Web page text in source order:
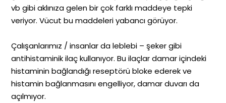
vb gibi aklınıza gelen bir çok farklı maddeye tepki
veriyor. Vücut bu maddeleri yabancı görüyor.
Çalışanlarımız / insanlar da leblebi – şeker gibi
antihistaminik ilaç kullanıyor. Bu ilaçlar damar içindeki
histaminin bağlandığı reseptörü bloke ederek ve
histamin bağlanmasını engelliyor, damar duvarı da
açılmıyor.